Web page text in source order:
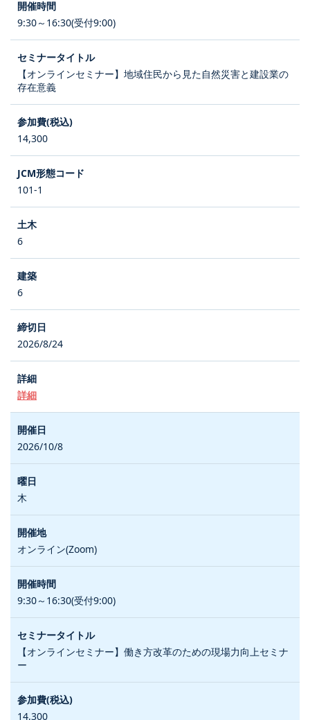
9:30～16:30(受付9:00)
【オンラインセミナー】地域住民から見た自然災害と建設業の
存在意義
14,300
101-1
6
6
2026/8/24
詳細
2026/10/8
木
オンライン(Zoom)
9:30～16:30(受付9:00)
【オンラインセミナー】働き方改革のための現場力向上セミナ
ー
14,300